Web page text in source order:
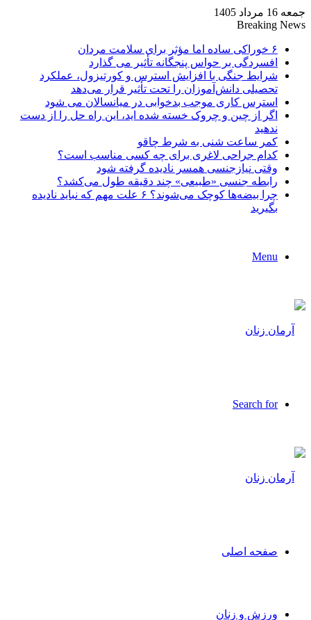
جمعه 16 مرداد 1405
Breaking News
۶ خوراکی ساده اما مؤثر برای سلامت مردان
افسردگی بر حواس پنجگانه تأثیر می گذارد
شرایط جنگی با افزایش استرس و کورتیزول، عملکرد
تحصیلی دانش‌آموزان را تحت تأثیر قرار می‌دهد
استرس کاری موجب بدخوابی در میانسالان می شود
اگر از چین و چروک خسته شده اید، این راه حل را از دست
ندهید
کمر ساعت شنی به شرط چاقو
کدام جراحی لاغری برای چه کسی مناسب است؟
وقتی نیازجنسی همسر نادیده گرفته شود
رابطه جنسی «طبیعی» چند دقیقه طول می‌کشد؟
چرا بیضه‌ها کوچک می‌شوند؟ ۶ علت مهم که نباید نادیده
بگیرید
Menu
Search for
صفحه اصلی
ورزش و زنان